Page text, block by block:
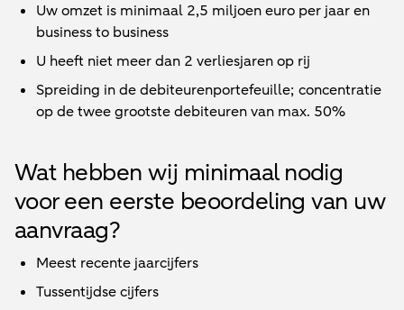
Uw omzet is minimaal 2,5 miljoen euro per jaar en
business to business
U heeft niet meer dan 2 verliesjaren op rij
Spreiding in de debiteurenportefeuille; concentratie
op de twee grootste debiteuren van max. 50%
Wat hebben wij minimaal nodig
voor een eerste beoordeling van uw
aanvraag?
Meest recente jaarcijfers
Tussentijdse cijfers